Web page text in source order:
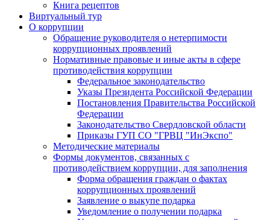
Книга рецептов
Виртуальный тур
О коррупции
Обращение руководителя о нетерпимости
коррупционных проявлений
Нормативные правовые и иные акты в сфере
противодействия коррупции
Федеральное законодательство
Указы Президента Российской Федерации
Постановления Правительства Российской
Федерации
Законодательство Свердловской области
Приказы ГУП СО "ГРВЦ "ИнЭкспо"
Методические материалы
Формы документов, связанных с
противодействием коррупции, для заполнения
Форма обращения граждан о фактах
коррупционных проявлений
Заявление о выкупе подарка
Уведомление о получении подарка